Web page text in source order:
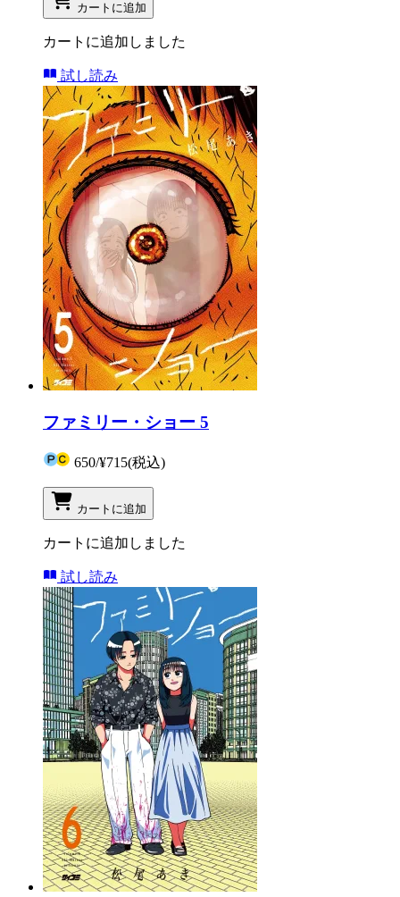
カートに追加
カートに追加しました
試し読み
ファミリー・ショー 5
650/¥715(税込)
カートに追加
カートに追加しました
試し読み